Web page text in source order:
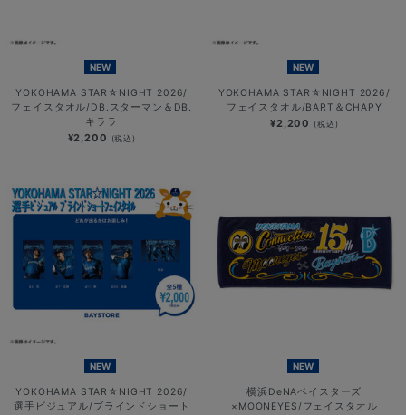
NEW
YOKOHAMA STAR☆NIGHT 2026/
フェイスタオル/DB.スターマン＆DB.
キララ
¥2,200 (税込)
NEW
YOKOHAMA STAR☆NIGHT 2026/
フェイスタオル/BART＆CHAPY
¥2,200 (税込)
NEW
YOKOHAMA STAR☆NIGHT 2026/
選手ビジュアル/ブラインドショート
NEW
横浜DeNAベイスターズ
×MOONEYES/フェイスタオル